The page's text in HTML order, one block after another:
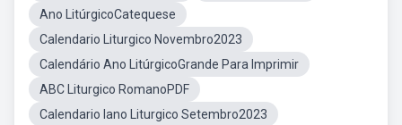
Ano LitúrgicoCatequese
Calendario Liturgico Novembro2023
Calendário Ano LitúrgicoGrande Para Imprimir
ABC Liturgico RomanoPDF
Calendario Iano Liturgico Setembro2023